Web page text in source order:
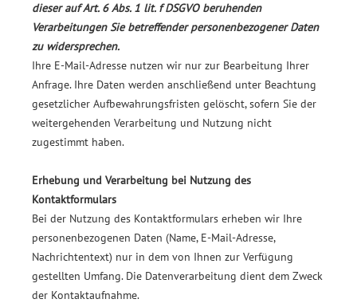
dieser auf Art. 6 Abs. 1 lit. f DSGVO beruhenden
Verarbeitungen Sie betreffender personenbezogener Daten
zu widersprechen.
Ihre E-Mail-Adresse nutzen wir nur zur Bearbeitung Ihrer
Anfrage. Ihre Daten werden anschließend unter Beachtung
gesetzlicher Aufbewahrungsfristen gelöscht, sofern Sie der
weitergehenden Verarbeitung und Nutzung nicht
zugestimmt haben.
Erhebung und Verarbeitung bei Nutzung des
Kontaktformulars
Bei der Nutzung des Kontaktformulars erheben wir Ihre
personenbezogenen Daten (Name, E-Mail-Adresse,
Nachrichtentext) nur in dem von Ihnen zur Verfügung
gestellten Umfang. Die Datenverarbeitung dient dem Zweck
der Kontaktaufnahme.